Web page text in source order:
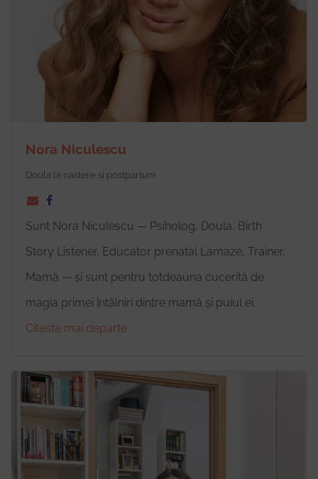
Nora Niculescu
Doula la nastere si postpartum
Sunt Nora Niculescu — Psiholog, Doula, Birth
Story Listener, Educator prenatal Lamaze, Trainer,
Mamă — și sunt pentru totdeauna cucerită de
magia primei întâlniri dintre mamă și puiul ei.
Citeste mai departe